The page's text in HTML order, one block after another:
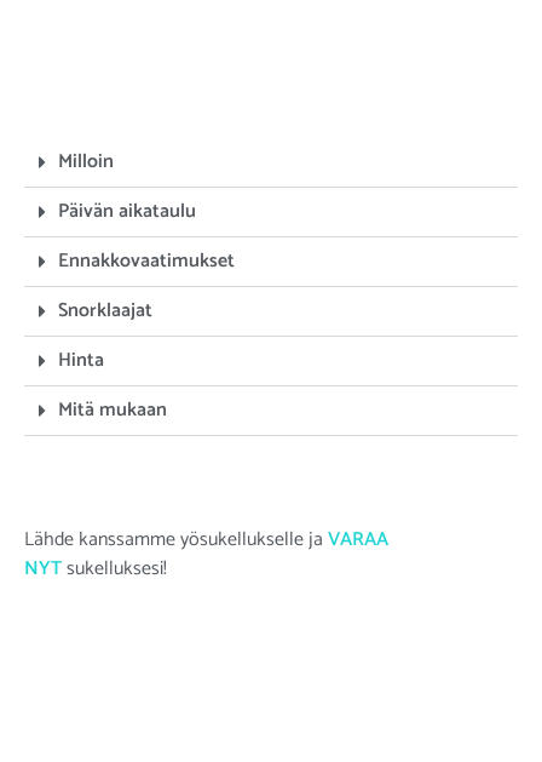
Milloin
Päivän aikataulu
Ennakkovaatimukset
Snorklaajat
Hinta
Mitä mukaan
Lähde kanssamme yösukellukselle jaVARAA
NYTsukelluksesi!